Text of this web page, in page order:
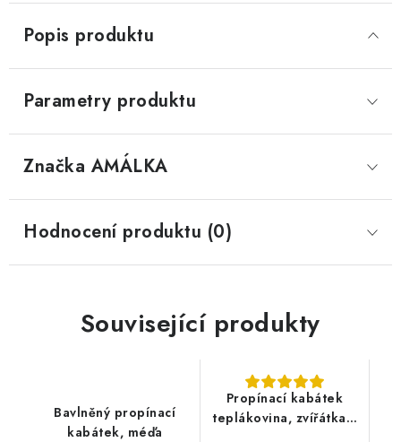
Popis produktu
Parametry produktu
Značka AMÁLKA
Hodnocení produktu (0)
Související produkty
Bavlněný propínací
kabátek, méďa
Propínací kabátek
teplákovina, zvířátka v